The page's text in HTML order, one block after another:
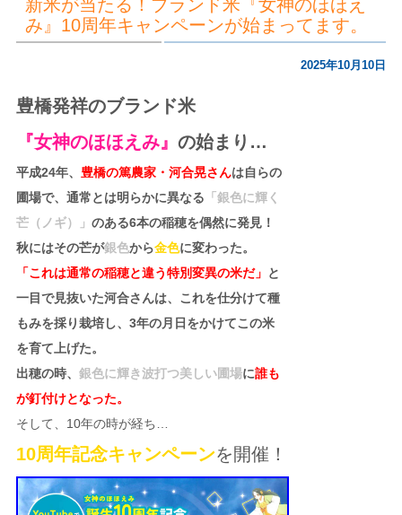
新米が当たる！ブランド米『女神のほほえ
み』10周年キャンペーンが始まってます。
2025年10月10日
豊橋発祥のブランド米
『女神のほほえみ』 の始まり…
平成24年、 豊橋の篤農家・河合晃さんは自らの
圃場で、通常とは明らかに異なる 「銀色に輝く
芒（ノギ）」 のある6本の稲穂を偶然に発見！
秋にはその芒が銀色から金色に変わった。
「これは通常の稲穂と違う特別変異の米だ」 と
一目で見抜いた河合さんは、これを仕分けて種
もみを採り栽培し、3年の月日をかけてこの米
を育て上げた。
出穂の時、 銀色に輝き波打つ美しい圃場に誰も
が釘付けとなった。
そして、10年の時が経ち…
10周年記念キャンペーンを開催！